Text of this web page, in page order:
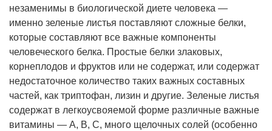
незаменимы в биологической диете человека —
именно зеленые листья поставляют сложные белки,
которые составляют все важные компоненты
человеческого белка. Простые белки злаковых,
корнеплодов и фруктов или не содержат, или содержат
недостаточное количество таких важных составных
частей, как триптофан, лизин и другие. Зеленые листья
содержат в легкоусвояемой форме различные важные
витамины — А, В, С, много щелочных солей (особенно